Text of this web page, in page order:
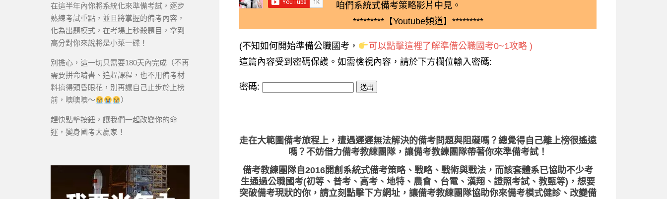
咱們系統式備考策略影片中見。
*********【Youtube頻道】*********
(不知如何開始準備公職國考，
可以點擊這裡了解準備公職國考0~1攻略 )
這篇內容受到密碼保護。如需檢視內容，請於下方欄位輸入密碼:
密碼:
走在大範圍備考旅程上， 遭遇遲遲無法解決的備考問題與阻礙嗎？總覺得自己離上榜很遙遠
嗎？不妨借力備考教練團隊，讓備考教練團隊帶著你來準備考試！
備考教練團隊自2016開創系統式備考策略、戰略、戰術與戰法，而該套體系已協助不少考
生通過公職國考(初等、普考、高考、地特、農會、台電、漢翔、證照考試、教甄等)，想要
突破備考現狀的你，請立刻點擊下方網址，讓備考教練團隊協助你來備考模式健診、改變備
在這半年內你將系統化來準備考試，逐步
熟練考試重點，並且將掌握的備考內容，
化為出題模式，在考場上秒殺題目，拿到
高分對你來說將是小菜一碟！
別擔心，這一切只需要180天內完成（不再
需要拼命啃書、追趕課程，也不用備考材
料搞得頭昏眼花，別再讓自己止步於上榜
前，噢噢噢～
）
趕快點擊按鈕，讓我們一起改變你的命
運，變身國考大贏家！